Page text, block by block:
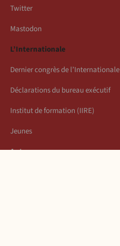
Twitter
Mastodon
L’Internationale
Dernier congrès de l’Internationale
Déclarations du bureau exécutif
Institut de formation (IIRE)
Jeunes
Auteurs